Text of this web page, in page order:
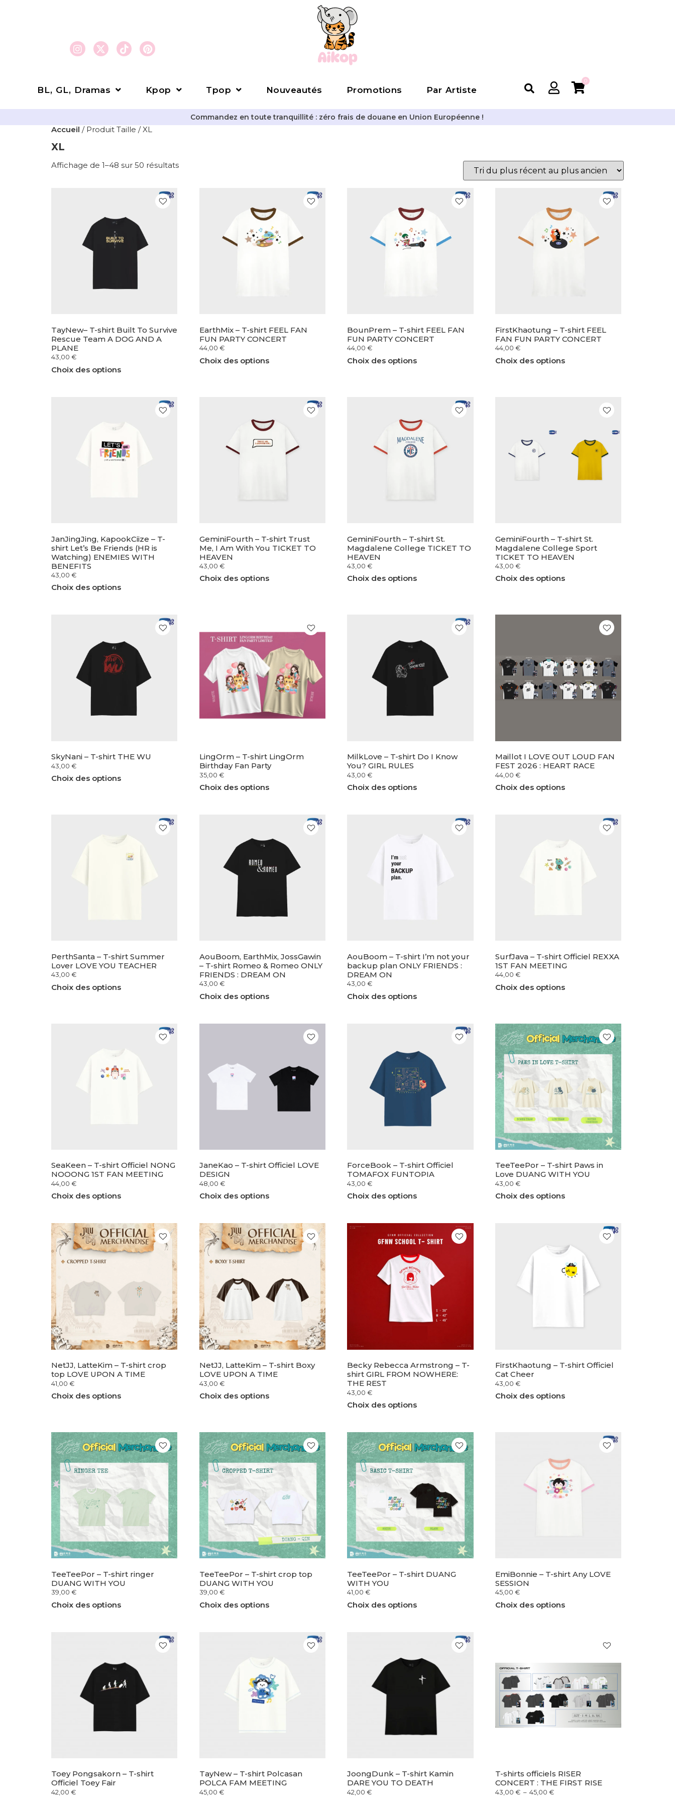
BL, GL, Dramas Kpop Tpop Nouveautés Promotions Par Artiste
0
Commandez en toute tranquillité : zéro frais de douane en Union Européenne !
Accueil / Produit Taille / XL
XL
Affichage de 1–48 sur 50 résultats
TayNew– T-shirt Built To Survive
Rescue Team A DOG AND A
PLANE
43,00 €
Choix des options
EarthMix – T-shirt FEEL FAN
FUN PARTY CONCERT
44,00 €
Choix des options
BounPrem – T-shirt FEEL FAN
FUN PARTY CONCERT
44,00€
Choix des options
FirstKhaotung – T-shirt FEEL
FAN FUN PARTY CONCERT
44,00€
Choix des options
JanJingJing, KapookCiize – T-
shirt Let’s Be Friends (HR is
Watching) ENEMIES WITH
BENEFITS
43,00 €
Choix des options
GeminiFourth – T-shirt Trust
Me, I Am With You TICKET TO
HEAVEN
43,00 €
Choix des options
GeminiFourth – T-shirt St.
Magdalene College TICKET TO
HEAVEN
43,00€
Choix des options
GeminiFourth – T-shirt St.
Magdalene College Sport
TICKET TO HEAVEN
43,00€
Choix des options
SkyNani – T-shirt THE WU
43,00 €
Choix des options
LingOrm – T-shirt LingOrm
Birthday Fan Party
35,00 €
Choix des options
MilkLove – T-shirt Do I Know
You? GIRL RULES
43,00€
Choix des options
Maillot I LOVE OUT LOUD FAN
FEST 2026 : HEART RACE
44,00€
Choix des options
PerthSanta – T-shirt Summer
Lover LOVE YOU TEACHER
43,00 €
Choix des options
AouBoom, EarthMix, JossGawin
– T-shirt Romeo & Romeo ONLY
FRIENDS : DREAM ON
43,00 €
Choix des options
AouBoom – T-shirt I’m not your
backup plan ONLY FRIENDS :
DREAM ON
43,00€
Choix des options
SurfJava – T-shirt Officiel REXXA
1ST FAN MEETING
44,00€
Choix des options
SeaKeen – T-shirt Officiel NONG
NOOONG 1ST FAN MEETING
44,00 €
Choix des options
JaneKao – T-shirt Officiel LOVE
DESIGN
48,00 €
Choix des options
ForceBook – T-shirt Officiel
TOMAFOX FUNTOPIA
43,00€
Choix des options
TeeTeePor – T-shirt Paws in
Love DUANG WITH YOU
43,00€
Choix des options
NetJJ, LatteKim – T-shirt crop
top LOVE UPON A TIME
41,00 €
Choix des options
NetJJ, LatteKim – T-shirt Boxy
LOVE UPON A TIME
43,00 €
Choix des options
Becky Rebecca Armstrong – T-
shirt GIRL FROM NOWHERE:
THE REST
43,00€
Choix des options
FirstKhaotung – T-shirt Officiel
Cat Cheer
43,00€
Choix des options
TeeTeePor – T-shirt ringer
DUANG WITH YOU
39,00 €
Choix des options
TeeTeePor – T-shirt crop top
DUANG WITH YOU
39,00 €
Choix des options
TeeTeePor – T-shirt DUANG
WITH YOU
41,00€
Choix des options
EmiBonnie – T-shirt Any LOVE
SESSION
45,00€
Choix des options
Toey Pongsakorn – T-shirt
Officiel Toey Fair
42,00 €
TayNew – T-shirt Polcasan
POLCA FAM MEETING
45,00 €
JoongDunk – T-shirt Kamin
DARE YOU TO DEATH
42,00€
T-shirts officiels RISER
CONCERT : THE FIRST RISE
43,00€ – 45,00€